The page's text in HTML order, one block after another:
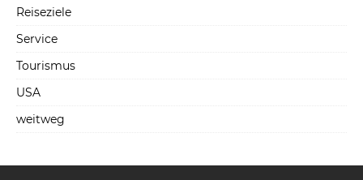
Reiseziele
Service
Tourismus
USA
weitweg